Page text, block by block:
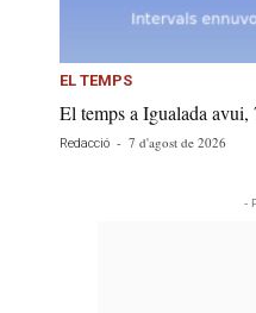
EL TEMPS
El temps a Igualada
Redacció - 7 d'agost de 2026
-